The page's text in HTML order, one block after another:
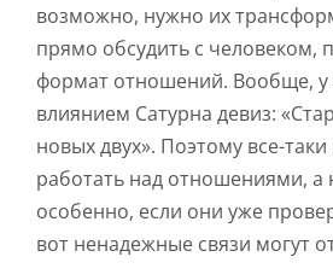
возможно, нужно их
прямо обсудить с человеком,
формат отношений. Вообще,
влиянием Сатурна девиз:
новых двух». Поэтому все-
работать над отношениями, а
особенно, если они уже
вот ненадежные связи могут